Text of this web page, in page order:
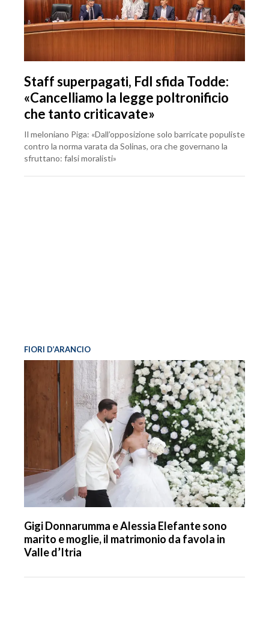
Staff superpagati, FdI sfida Todde:
«Cancelliamo la legge poltronificio
che tanto criticavate»
Il meloniano Piga: «Dall’opposizione solo barricate populiste
contro la norma varata da Solinas, ora che governano la
sfruttano: falsi moralisti»
FIORI D’ARANCIO
Gigi Donnarumma e Alessia Elefante sono
marito e moglie, il matrimonio da favola in
Valle d’Itria